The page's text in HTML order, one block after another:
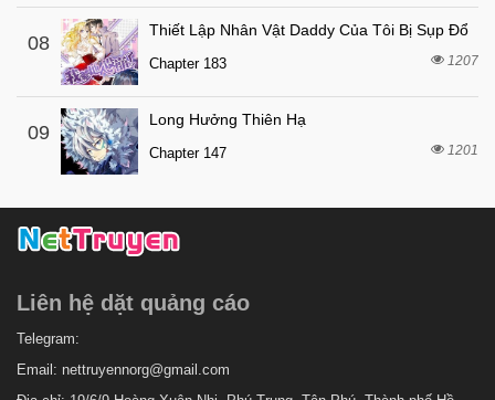
Chapter 19 7 tháng trước
Chapter 18
Chapter 17
Chapter 16 7 tháng trước
Chapter 15
Chapter 13.6
Chapter 13.4 5 tháng trước
Chapter 13.3
Chapter 13.2
08
Thiết Lập Nhân Vật Daddy Của Tôi Bị Sụp Đổ
Chapter 183 1207
09
Long Hưởng Thiên Hạ
Chapter 147 1201
Liên hệ dặt quảng cáo
Telegram:
Email: nettruyennorg@gmail.com